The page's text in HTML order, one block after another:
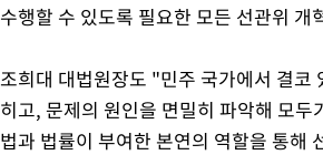
수행할 수 있도록 필요한 모든 선관위
조희대 대법원장도 "민주 국가에서 결코
히고, 문제의 원인을 면밀히 파악해 모
법과 법률이 부여한 본연의 역할을 통해